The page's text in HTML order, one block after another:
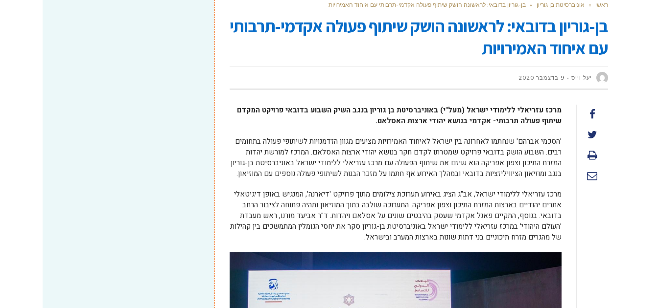
ראשי » אוניברסיטת בן גוריון » בן-גוריון בדובאי: לראשונה הושק שיתוף פעולה אקדמי-תרבותי עם איחוד האמירויות
בן-גוריון בדובאי: לראשונה הושק שיתוף פעולה אקדמי-תרבותי
עם איחוד האמירויות
יעל וייס 9 בדצמבר 2020
מרכז עזריאלי ללימודי ישראל (מעל"י) באוניברסיטת בן גוריון בנגב השיק השבוע בדובאי פרויקט המקדם
שיתוף פעולה תרבותי- אקדמי בנושא יהודי ארצות האסלאם.
'הסכמי אברהם' שנחתמו לאחרונה בין ישראל לאיחוד האמירויות מציעים מגוון הזדמנויות לשיתופי פעולה בתחומים
רבים. השבוע הושק בדובאי פרויקט שמטרתו לקדם חקר בנושא יהודי ארצות האסלאם. המרכז למורשת יהדות
המזרח התיכון וצפון אפריקה הוא שיזם את שיתוף הפעולה עם מרכז עזריאלי ללימודי ישראל באוניברסיטת בן-גוריון
בנגב ומוזיאון הציוויליזציות בדובאי ובמהלך האירוע אף חתמו על מזכר הבנות לשיתופי פעולה נוספים עם המוזיאון.
מרכז עזריאלי ללימודי ישראל, אב"ג הציג באירוע תערוכת צילומים מתוך פרויקט 'דיארנה', המנגיש באופן דיגיטאלי
אתרים יהודיים בארצות המזרח התיכון וצפון אפריקה. התערוכה שולבה בתוך המוזיאון ותהיה פתוחה לציבור הרחב
בדובאי. בנוסף, התקיים פאנל אקדמי שעסק בהיבטים שונים על אסלאם ויהדות. ד"ר אביעד מורנו, ראש מעבדת
'העולם היהודי' במרכז עזריאלי ללימודי ישראל באוניברסיטת בן-גוריון סקר את יחסי הגומלין המתמשכים בין קהילות
של מהגרים מזרח תיכוניים בני דתות שונות בארצות המערב ובישראל.